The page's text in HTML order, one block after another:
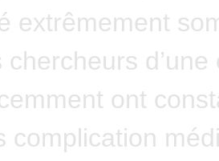
extrêmement
d’une
ont
complication